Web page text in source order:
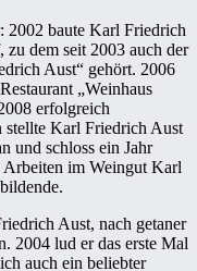
2002 baute Karl Friedrich
zu dem seit 2003 auch der
Aust“ gehört. 2006
„Weinhaus
erfolgreich
stellte Karl Friedrich Aust
und schloss ein Jahr
Arbeiten im Weingut Karl
Aust, nach getaner
2004 lud er das erste Mal
auch ein beliebter